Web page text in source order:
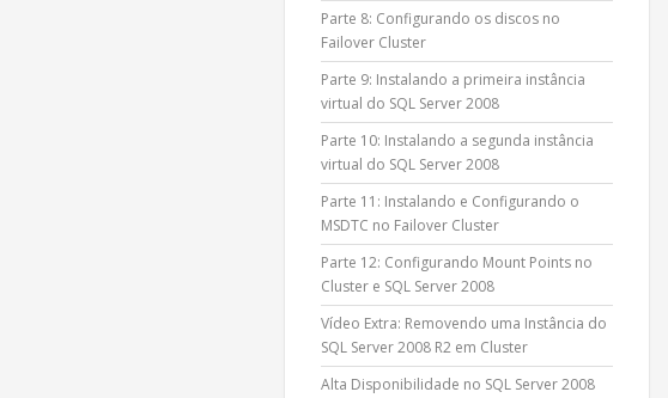
Parte 8: Configurando os discos no
Failover Cluster
Parte 9: Instalando a primeira instância
virtual do SQL Server 2008
Parte 10: Instalando a segunda instância
virtual do SQL Server 2008
Parte 11: Instalando e Configurando o
MSDTC no Failover Cluster
Parte 12: Configurando Mount Points no
Cluster e SQL Server 2008
Vídeo Extra: Removendo uma Instância do
SQL Server 2008 R2 em Cluster
Alta Disponibilidade no SQL Server 2008